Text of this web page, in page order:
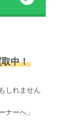
中！
しれません
ナーへ」